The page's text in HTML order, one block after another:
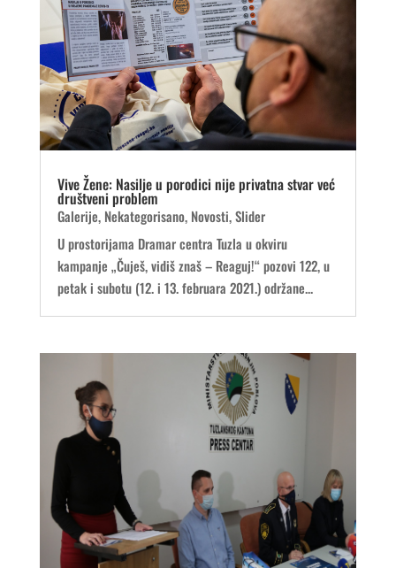
Vive Žene: Nasilje u porodici nije privatna stvar već
društveni problem
Galerije, Nekategorisano, Novosti,Slider
U prostorijama Dramar centra Tuzla u okviru
kampanje „Čuješ, vidiš znaš – Reaguj!“ pozovi 122, u
petak i subotu (12. i 13. februara 2021.) održane...